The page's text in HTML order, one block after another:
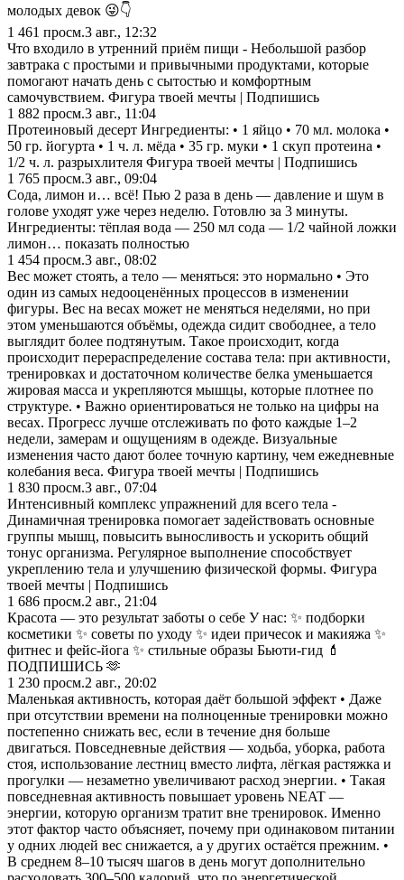
молодых девок 😜👇
1 461 просм.3 авг., 12:32
Что входило в утренний приём пищи - Небольшой разбор
завтрака с простыми и привычными продуктами, которые
помогают начать день с сытостью и комфортным
самочувствием. Фигура твоей мечты | Подпишись
1 882 просм.3 авг., 11:04
Протеиновый десерт Ингредиенты: • 1 яйцо • 70 мл. молока •
50 гр. йогурта • 1 ч. л. мёда • 35 гр. муки • 1 скуп протеина •
1/2 ч. л. разрыхлителя Фигура твоей мечты | Подпишись
1 765 просм.3 авг., 09:04
Сода, лимон и… всё! Пью 2 раза в день — давление и шум в
голове уходят уже через неделю. Готовлю за 3 минуты.
Ингредиенты: тёплая вода — 250 мл сода — 1/2 чайной ложки
лимон… показать полностью
1 454 просм.3 авг., 08:02
Вес может стоять, а тело — меняться: это нормально • Это
один из самых недооценённых процессов в изменении
фигуры. Вес на весах может не меняться неделями, но при
этом уменьшаются объёмы, одежда сидит свободнее, а тело
выглядит более подтянутым. Такое происходит, когда
происходит перераспределение состава тела: при активности,
тренировках и достаточном количестве белка уменьшается
жировая масса и укрепляются мышцы, которые плотнее по
структуре. • Важно ориентироваться не только на цифры на
весах. Прогресс лучше отслеживать по фото каждые 1–2
недели, замерам и ощущениям в одежде. Визуальные
изменения часто дают более точную картину, чем ежедневные
колебания веса. Фигура твоей мечты | Подпишись
1 830 просм.3 авг., 07:04
Интенсивный комплекс упражнений для всего тела -
Динамичная тренировка помогает задействовать основные
группы мышц, повысить выносливость и ускорить общий
тонус организма. Регулярное выполнение способствует
укреплению тела и улучшению физической формы. Фигура
твоей мечты | Подпишись
1 686 просм.2 авг., 21:04
Красота — это результат заботы о себе У нас: ✨ подборки
косметики ✨ советы по уходу ✨ идеи причесок и макияжа ✨
фитнес и фейс-йога ✨ стильные образы Бьюти-гид 💄
ПОДПИШИСЬ 🫶
1 230 просм.2 авг., 20:02
Маленькая активность, которая даёт большой эффект • Даже
при отсутствии времени на полноценные тренировки можно
постепенно снижать вес, если в течение дня больше
двигаться. Повседневные действия — ходьба, уборка, работа
стоя, использование лестниц вместо лифта, лёгкая растяжка и
прогулки — незаметно увеличивают расход энергии. • Такая
повседневная активность повышает уровень NEAT —
энергии, которую организм тратит вне тренировок. Именно
этот фактор часто объясняет, почему при одинаковом питании
у одних людей вес снижается, а у других остаётся прежним. •
В среднем 8–10 тысяч шагов в день могут дополнительно